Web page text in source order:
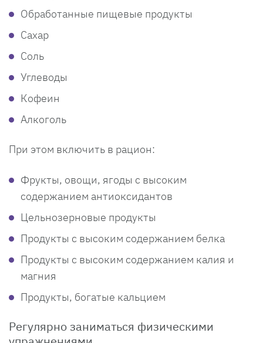
Обработанные пищевые продукты
Сахар
Соль
Углеводы
Кофеин
Алкоголь
При этом включить в рацион:
Фрукты, овощи, ягоды с высоким
содержанием антиоксидантов
Цельнозерновые продукты
Продукты с высоким содержанием белка
Продукты с высоким содержанием калия и
магния
Продукты, богатые кальцием
Регулярно заниматься физическими